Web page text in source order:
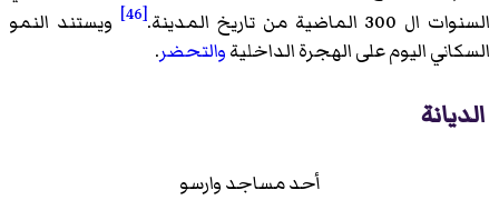
السنوات ال 300 الماضية من تاريخ المدينة.
[46]
ويستند النمو
السكاني اليوم على الهجرة الداخليةوالتحضر.
الديانة
أحد مساجد وارسو